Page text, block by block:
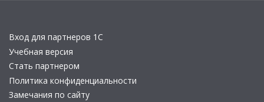
Вход для партнеров 1С
Учебная версия
Стать партнером
Политика конфиденциальности
Замечания по сайту